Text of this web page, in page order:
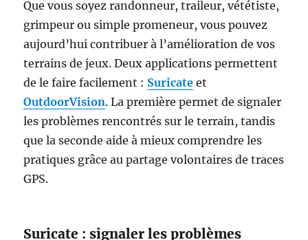
Que vous soyez randonneur, traileur, vététiste,
grimpeur ou simple promeneur, vous pouvez
aujourd’hui contribuer à l’amélioration de vos
terrains de jeux. Deux applications permettent
de le faire facilement : Suricate et
OutdoorVision. La première permet de signaler
les problèmes rencontrés sur le terrain, tandis
que la seconde aide à mieux comprendre les
pratiques grâce au partage volontaires de traces
GPS.
Suricate : signaler les problèmes